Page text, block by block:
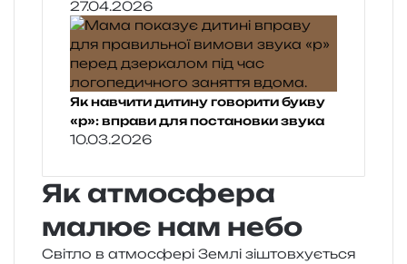
27.04.2026
Як навчити дитину говорити букву
«р»: вправи для постановки звука
10.03.2026
Як атмосфера
малює нам небо
Світло в атмо­сфе­рі Землі зіштов­ху­є­ться